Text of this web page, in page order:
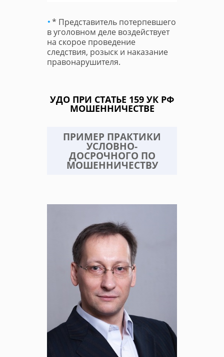
* Представитель потерпевшего
в уголовном деле воздействует
на скорое проведение
следствия, розыск и наказание
правонарушителя.
УДО ПРИ СТАТЬЕ 159 УК РФ
МОШЕННИЧЕСТВЕ
ПРИМЕР ПРАКТИКИ
УСЛОВНО-
ДОСРОЧНОГО ПО
МОШЕННИЧЕСТВУ